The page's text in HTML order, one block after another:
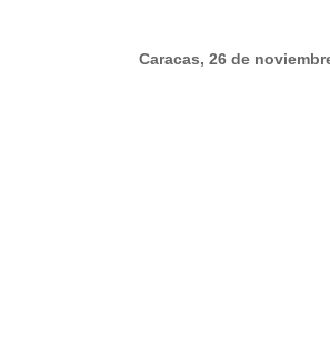
Caracas, 26 de